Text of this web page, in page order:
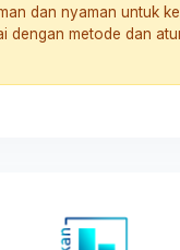
dan nyaman untuk
dengan metode dan